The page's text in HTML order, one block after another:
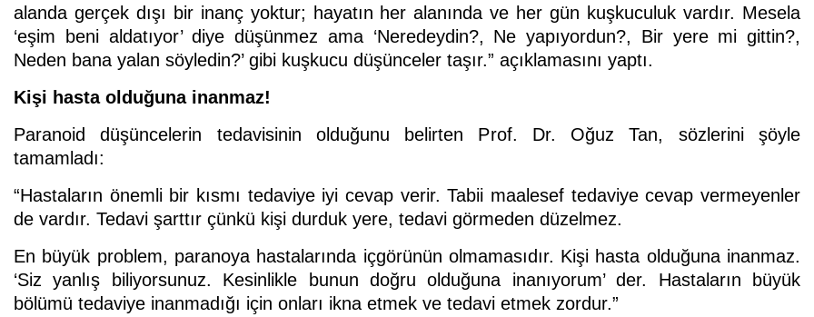
alanda gerçek dışı bir inanç yoktur; hayatın her alanında ve her gün kuşkuculuk vardır. Mesela
‘eşim beni aldatıyor’ diye düşünmez ama ‘Neredeydin?, Ne yapıyordun?, Bir yere mi gittin?,
Neden bana yalan söyledin?’ gibi kuşkucu düşünceler taşır.” açıklamasını yaptı.
Kişi hasta olduğuna inanmaz!
Paranoid düşüncelerin tedavisinin olduğunu belirten Prof. Dr. Oğuz Tan, sözlerini şöyle
tamamladı:
“Hastaların önemli bir kısmı tedaviye iyi cevap verir. Tabii maalesef tedaviye cevap vermeyenler
de vardır. Tedavi şarttır çünkü kişi durduk yere, tedavi görmeden düzelmez.
En büyük problem, paranoya hastalarında içgörünün olmamasıdır. Kişi hasta olduğuna inanmaz.
‘Siz yanlış biliyorsunuz. Kesinlikle bunun doğru olduğuna inanıyorum’ der. Hastaların büyük
bölümü tedaviye inanmadığı için onları ikna etmek ve tedavi etmek zordur.”